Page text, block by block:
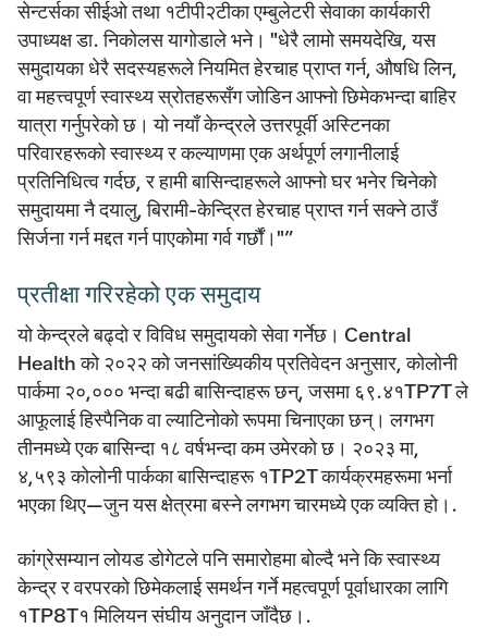
सेन्टर्सका सीईओ तथा १टीपी२टीका एम्बुलेटरी सेवाका कार्यकारी
उपाध्यक्ष डा. निकोलस यागोडाले भने। "धेरै लामो समयदेखि, यस
समुदायका धेरै सदस्यहरूले नियमित हेरचाह प्राप्त गर्न, औषधि लिन,
वा महत्त्वपूर्ण स्वास्थ्य स्रोतहरूसँग जोडिन आफ्नो छिमेकभन्दा बाहिर
यात्रा गर्नुपरेको छ। यो नयाँ केन्द्रले उत्तरपूर्वी अस्टिनका
परिवारहरूको स्वास्थ्य र कल्याणमा एक अर्थपूर्ण लगानीलाई
प्रतिनिधित्व गर्दछ, र हामी बासिन्दाहरूले आफ्नो घर भनेर चिनेको
समुदायमा नै दयालु, बिरामी-केन्द्रित हेरचाह प्राप्त गर्न सक्ने ठाउँ
सिर्जना गर्न मद्दत गर्न पाएकोमा गर्व गर्छौं।"”
प्रतीक्षा गरिरहेको एक समुदाय
यो केन्द्रले बढ्दो र विविध समुदायको सेवा गर्नेछ। Central
Health को २०२२ को जनसांख्यिकीय प्रतिवेदन अनुसार, कोलोनी
पार्कमा २०,००० भन्दा बढी बासिन्दाहरू छन्, जसमा ६९.४१TP7T ले
आफूलाई हिस्पैनिक वा ल्याटिनोको रूपमा चिनाएका छन्। लगभग
तीनमध्ये एक बासिन्दा १८ वर्षभन्दा कम उमेरको छ। २०२३ मा,
४,५९३ कोलोनी पार्कका बासिन्दाहरू १TP2T कार्यक्रमहरूमा भर्ना
भएका थिए—जुन यस क्षेत्रमा बस्ने लगभग चारमध्ये एक व्यक्ति हो।.
कांग्रेसम्यान लोयड डोगेटले पनि समारोहमा बोल्दै भने कि स्वास्थ्य
केन्द्र र वरपरको छिमेकलाई समर्थन गर्ने महत्वपूर्ण पूर्वाधारका लागि
१TP8T१ मिलियन संघीय अनुदान जाँदैछ।.